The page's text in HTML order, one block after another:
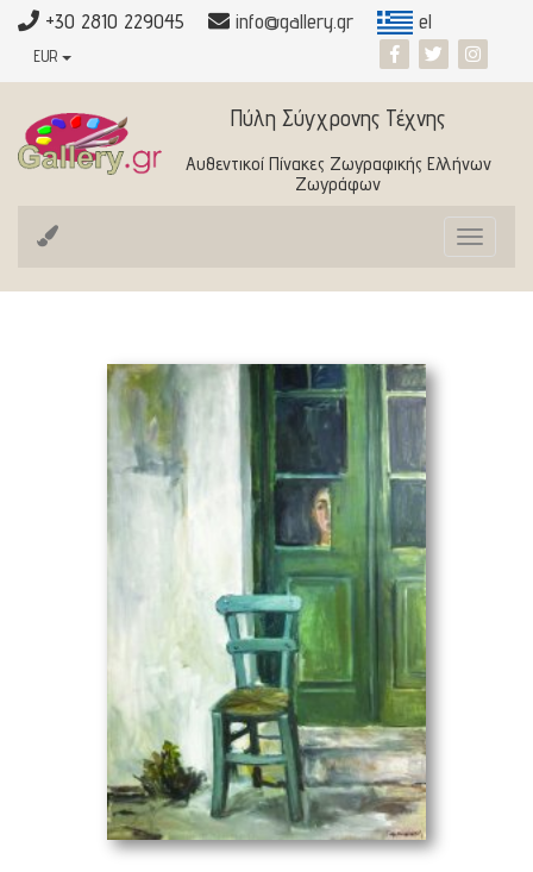
+30 2810 229045 info@gallery.gr el
EUR
Πύλη Σύγχρονης Τέχνης
Αυθεντικοί Πίνακες Ζωγραφικής Ελλήνων
Ζωγράφων
Toggle